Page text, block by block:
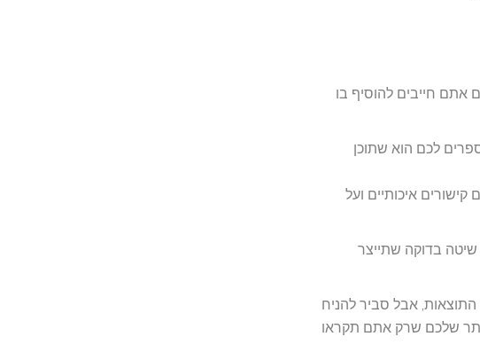
חייבים להוסיף בו
לכם הוא שתוכן
איכותיים ועל
בדוקה שתייצר
אבל סביר להניח
שלכם שרק אתם תקראו